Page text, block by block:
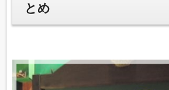
とめ